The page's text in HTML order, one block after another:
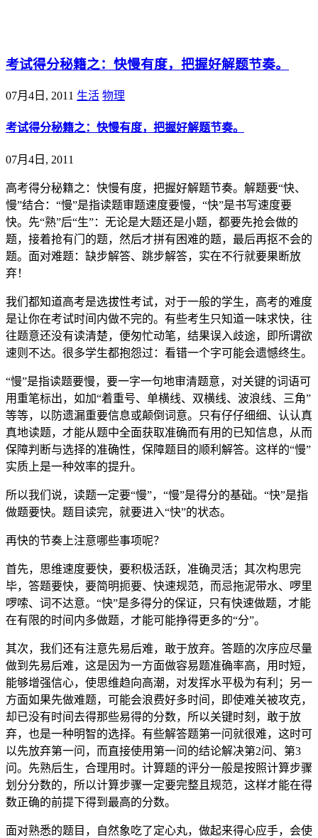
考试得分秘籍之：快慢有度，把握好解题节奏。
07月4日, 2011 生活 物理
考试得分秘籍之：快慢有度，把握好解题节奏。
07月4日, 2011
高考得分秘籍之：快慢有度，把握好解题节奏。解题要“快、
慢”结合：“慢”是指读题审题速度要慢，“快”是书写速度要
快。先“熟”后“生”：无论是大题还是小题，都要先抢会做的
题，接着抢有门的题，然后才拼有困难的题，最后再抠不会的
题。面对难题：缺步解答、跳步解答，实在不行就要果断放
弃！
我们都知道高考是选拔性考试，对于一般的学生，高考的难度
是让你在考试时间内做不完的。有些考生只知道一味求快，往
往题意还没有读清楚，便匆忙动笔，结果误入歧途，即所谓欲
速则不达。很多学生都抱怨过：看错一个字可能会遗憾终生。
“慢”是指读题要慢，要一字一句地审清题意，对关键的词语可
用重笔标出，如加“着重号、单横线、双横线、波浪线、三角”
等等，以防遗漏重要信息或颠倒词意。只有仔仔细细、认认真
真地读题，才能从题中全面获取准确而有用的已知信息，从而
保障判断与选择的准确性，保障题目的顺利解答。这样的“慢”
实质上是一种效率的提升。
所以我们说，读题一定要“慢”，“慢”是得分的基础。“快”是指
做题要快。题目读完，就要进入“快”的状态。
再快的节奏上注意哪些事项呢？
首先，思维速度要快，要积极活跃，准确灵活；其次构思完
毕，答题要快，要简明扼要、快速规范，而忌拖泥带水、啰里
啰嗦、词不达意。“快”是多得分的保证，只有快速做题，才能
在有限的时间内多做题，才能可能挣得更多的“分”。
其次，我们还有注意先易后难，敢于放弃。答题的次序应尽量
做到先易后难，这是因为一方面做容易题准确率高，用时短，
能够增强信心，使思维趋向高潮，对发挥水平极为有利；另一
方面如果先做难题，可能会浪费好多时间，即使难关被攻克，
却已没有时间去得那些易得的分数，所以关键时刻，敢于放
弃，也是一种明智的选择。有些解答题第一问就很难，这时可
以先放弃第一问，而直接使用第一问的结论解决第2问、第3
问。先熟后生，合理用时。计算题的评分一般是按照计算步骤
划分分数的，所以计算步骤一定要完整且规范，这样才能在得
数正确的前提下得到最高的分数。
面对熟悉的题目，自然象吃了定心丸，做起来得心应手，会使